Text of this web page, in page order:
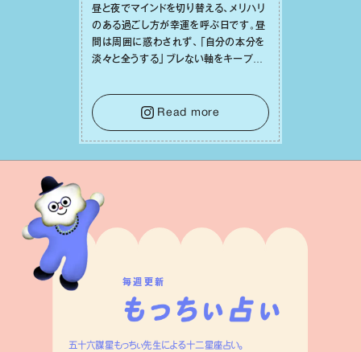
昼と夜でマインドを切り替える、メリハリ
のある過ごし⽅が幸運を呼ぶ⽇です。昼
間は周囲に惑わされず、「⾃分の本分を
淡々と全うする」ブレない軸をキープし
⾔葉に流されないよう、⼼にしっかりブ
レーキをかけること。この意識の切り替
えが、あなたに確かな安⼼感をもたらす
はずです。
Read more
毎週更新
五十六謀星もっちぃ先生による十二星座占い。